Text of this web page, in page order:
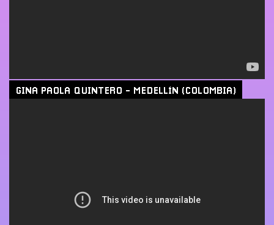
GINA PAOLA QUINTERO - MEDELLÍN (COLOMBIA)